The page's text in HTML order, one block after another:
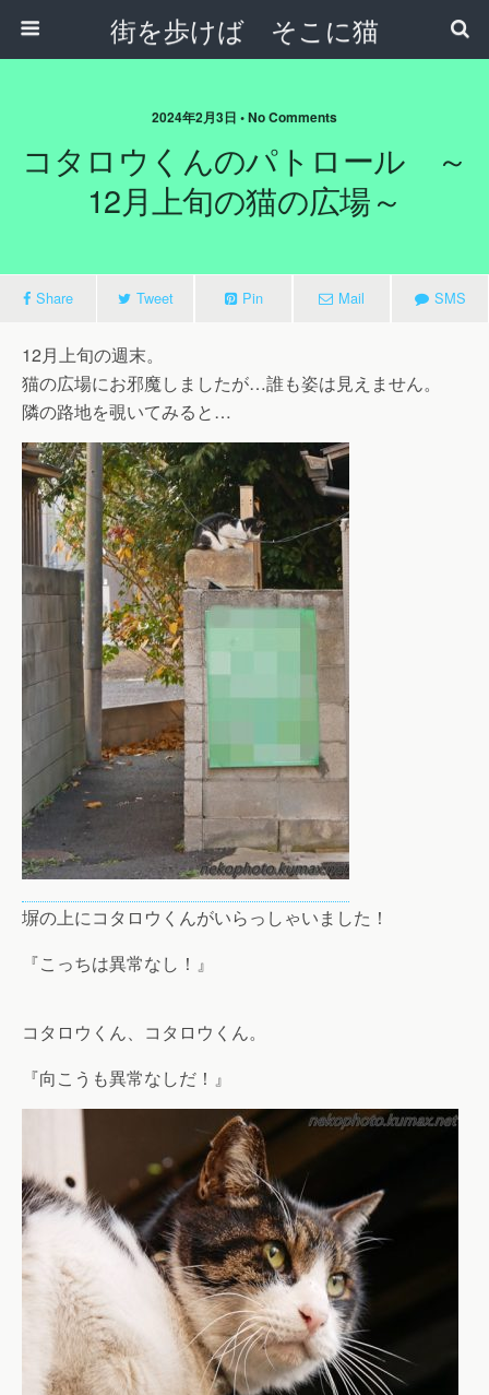
街を歩けば そこに猫
2024年2月3日 • No Comments
コタロウくんのパトロール ～
12月上旬の猫の広場～
Share Tweet Pin Mail SMS
12月上旬の週末。
猫の広場にお邪魔しましたが…誰も姿は見えません。
隣の路地を覗いてみると…
塀の上にコタロウくんがいらっしゃいました！
『こっちは異常なし！』
コタロウくん、コタロウくん。
『向こうも異常なしだ！』